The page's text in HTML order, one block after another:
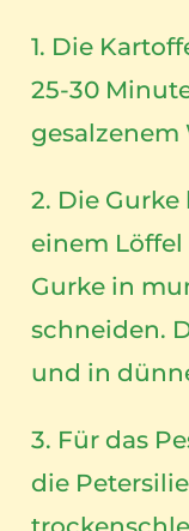
1. Die
25-30
gesalzenem
2. Die
einem
Gurke in
schneiden.
und in
3. Für das
die